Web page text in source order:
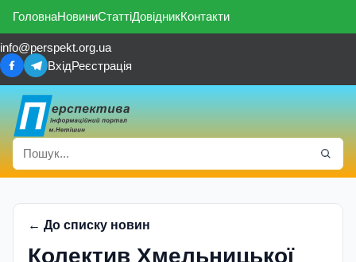
ГоловнаНовиниСтаттіДовідникКонтакти
info@perspekt.org.ua
ВхідРеєстрація
← До списку новин
Колектив Хмельницької